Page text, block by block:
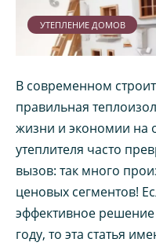
УТЕПЛЕНИЕ ДОМОВ
В современном
правильная
жизни и экономии на
утеплителя часто
вызов: так много
ценовых сегментов!
эффективное
году, то эта статья